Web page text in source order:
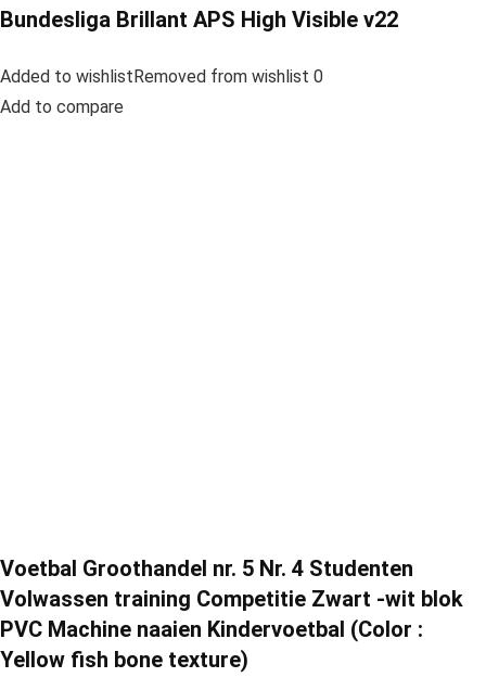
Bundesliga Brillant APS High Visible v22
Added to wishlistRemoved from wishlist 0
Add to compare
Voetbal Groothandel nr. 5 Nr. 4 Studenten
Volwassen training Competitie Zwart -wit blok
PVC Machine naaien Kindervoetbal (Color :
Yellow fish bone texture)